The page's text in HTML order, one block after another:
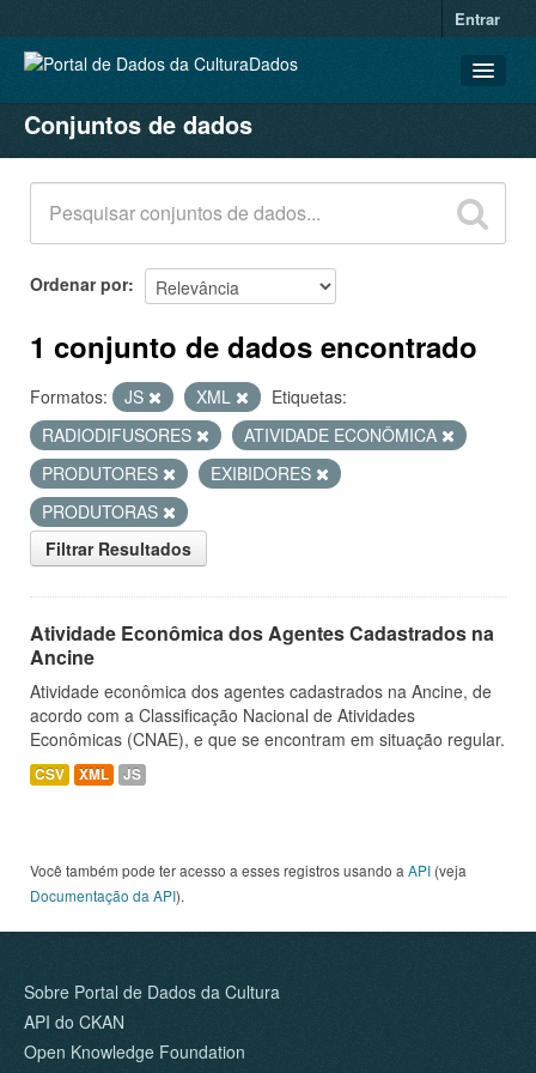
Entrar
CONJUNTOS DE DADOS
ORGANIZAÇÕES
GRUPOS
SOBRE
Conjuntos de dados
Ordenar por
1 conjunto de dados encontrado
Formatos: JS XML
Etiquetas:
RADIODIFUSORES
ATIVIDADE ECONÔMICA
PRODUTORES
EXIBIDORES
PRODUTORAS
Filtrar Resultados
Atividade Econômica dos Agentes Cadastrados na
Ancine
Atividade econômica dos agentes cadastrados na Ancine, de
acordo com a Classificação Nacional de Atividades
Econômicas (CNAE), e que se encontram em situação regular.
CSV XML JS
Você também pode ter acesso a esses registros usando a API (veja
Documentação da API).
Sobre Portal de Dados da Cultura
API do CKAN
Open Knowledge Foundation